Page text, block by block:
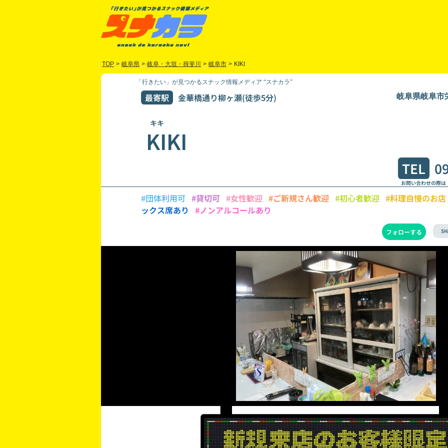
TOP > 岐阜県 > 岐阜・大垣・揖斐川 > 岐阜市 > KIKI
「行きたい」が見つかるスナック情報メディア “スナカラ”
最寄駅 金華橋通り柳ヶ瀬(徒歩5分) 岐阜県岐阜市
キキ
KIKI
TEL
お問い合わせの際
#団体利用可 #貸切可 #女性歓迎 #ご新規さん歓迎 #初心者歓迎 #料理自慢のお店
ックス席あり
#ノンアルコールあり
フォローする